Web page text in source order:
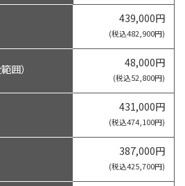
439,000円
(税込482,900円)
囲） 48,000円
(税込52,800円)
431,000円
(税込474,100円)
387,000円
(税込425,700円)